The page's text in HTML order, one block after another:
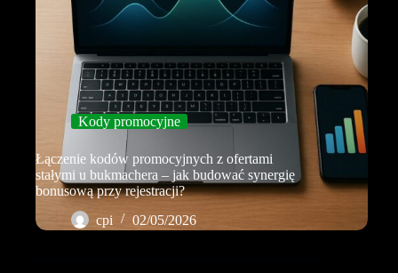
Kody promocyjne
Łączenie kodów promocyjnych z ofertami
stałymi u bukmachera – jak budować synergię
bonusową przy rejestracji?
cpi
02/05/2026